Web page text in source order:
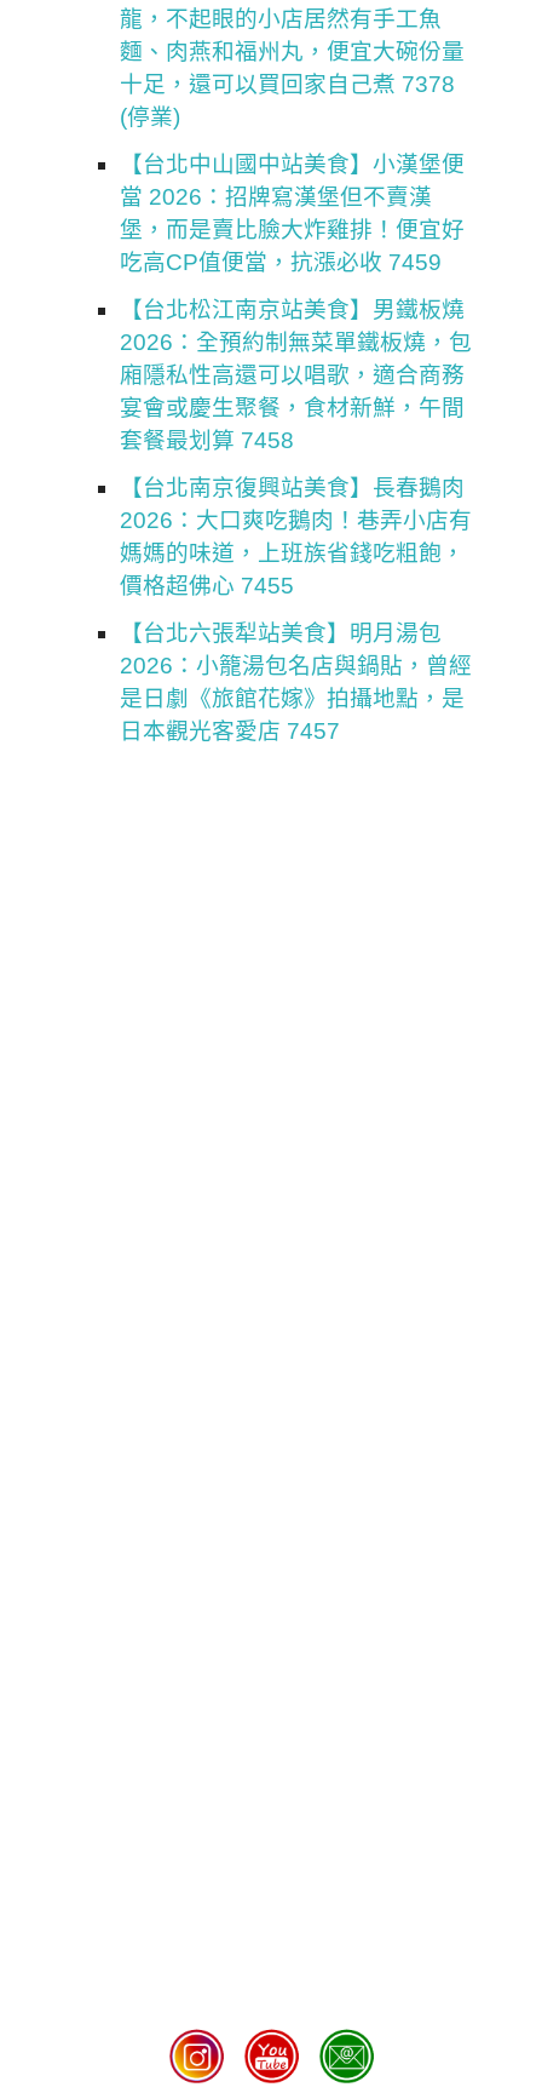
龍，不起眼的小店居然有手工魚
麵、肉燕和福州丸，便宜大碗份量
十足，還可以買回家自己煮 7378
(停業)
【台北中山國中站美食】小漢堡便
當 2026：招牌寫漢堡但不賣漢
堡，而是賣比臉大炸雞排！便宜好
吃高CP值便當，抗漲必收 7459
【台北松江南京站美食】男鐵板燒
2026：全預約制無菜單鐵板燒，包
廂隱私性高還可以唱歌，適合商務
宴會或慶生聚餐，食材新鮮，午間
套餐最划算 7458
【台北南京復興站美食】長春鵝肉
2026：大口爽吃鵝肉！巷弄小店有
媽媽的味道，上班族省錢吃粗飽，
價格超佛心 7455
【台北六張犁站美食】明月湯包
2026：小籠湯包名店與鍋貼，曾經
是日劇《旅館花嫁》拍攝地點，是
日本觀光客愛店 7457